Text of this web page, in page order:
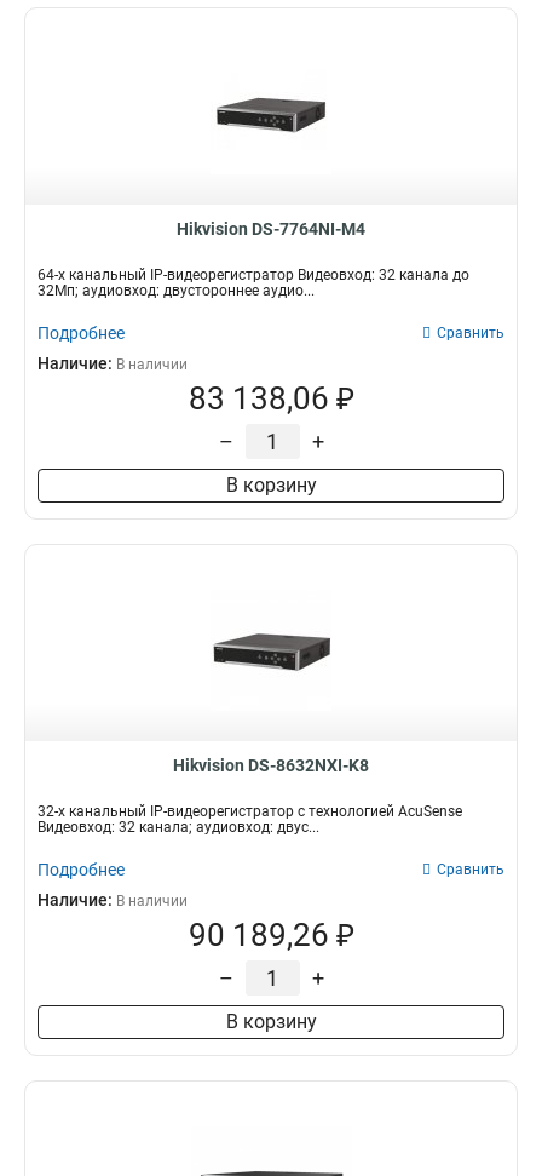
Hikvision DS-7764NI-M4
64-х канальный IP-видеорегистратор Видеовход: 32 канала до
32Мп; аудиовход: двустороннее аудио...
Подробнее Сравнить
Наличие: В наличии
83 138,06 ₽
– +
В корзину
Hikvision DS-8632NXI-K8
32-х канальный IP-видеорегистратор с технологией AcuSense
Видеовход: 32 канала; аудиовход: двус...
Подробнее Сравнить
Наличие: В наличии
90 189,26 ₽
– +
В корзину